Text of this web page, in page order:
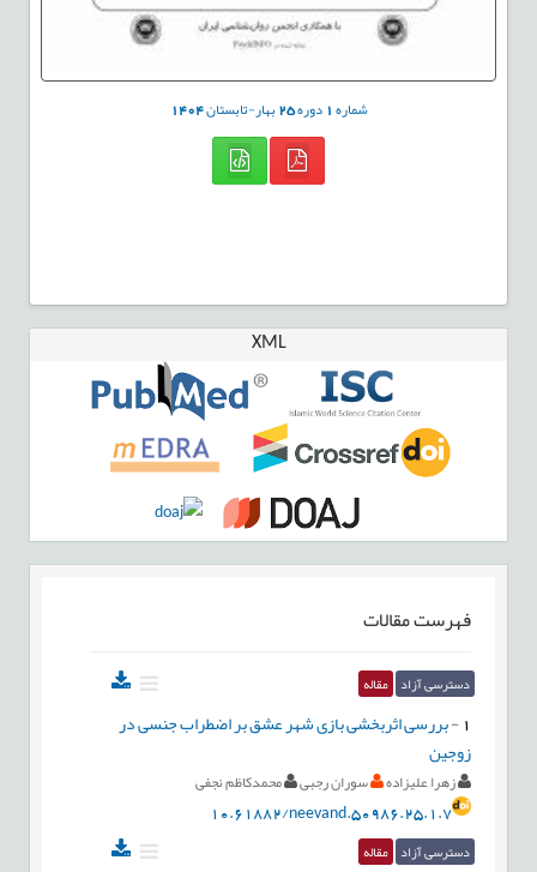
شماره1دوره25بهار-تابستان1404
XML
فهرست مقالات
دسترسی آزاد مقاله
-بررسی اثربخشی بازی شهر عشق بر اضطراب جنسی در
زوجین
زهرا علیزاده سوران رجبی محمدکاظم نجفی
10.61882/neevand.50986.25.1.7
دسترسی آزاد مقاله